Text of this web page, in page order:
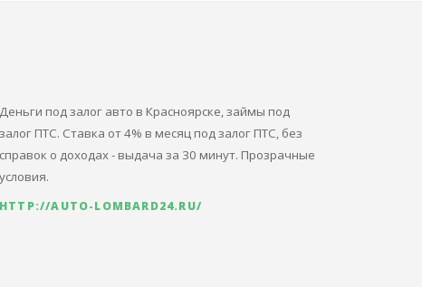
Деньги под залог авто в Красноярске, займы под
залог ПТС. Ставка от 4% в месяц под залог ПТС, без
справок о доходах - выдача за 30 минут. Прозрачные
условия.
HTTP://AUTO-LOMBARD24.RU/